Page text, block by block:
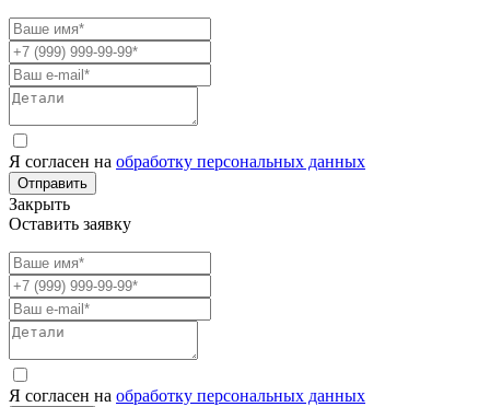
Я согласен на обработку персональных данных
Отправить
Закрыть
Оставить заявку
Я согласен на обработку персональных данных